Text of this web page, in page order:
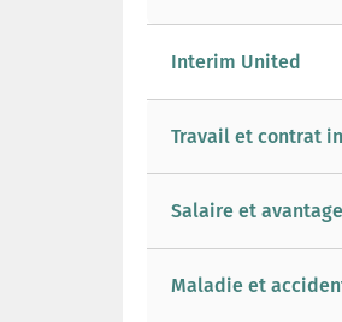
Interim United
Travail et contrat
Salaire et
Maladie et